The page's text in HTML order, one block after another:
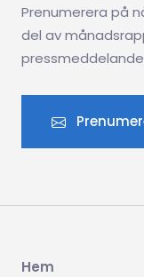
Prenumerera på
del av
Hem